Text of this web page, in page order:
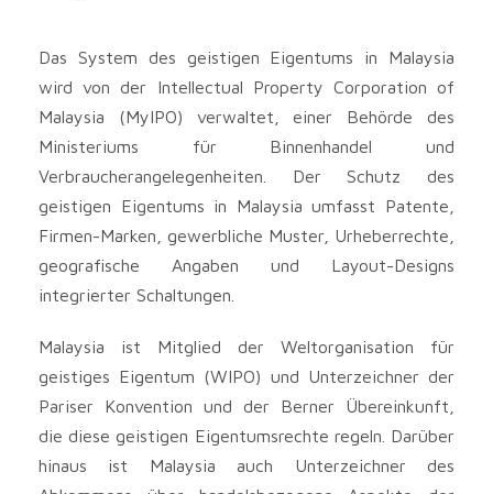
Das System des geistigen Eigentums in Malaysia
wird von der Intellectual Property Corporation of
Malaysia (MyIPO) verwaltet, einer Behörde des
Ministeriums für Binnenhandel und
Verbraucherangelegenheiten. Der Schutz des
geistigen Eigentums in Malaysia umfasst Patente,
Firmen-Marken, gewerbliche Muster, Urheberrechte,
geografische Angaben und Layout-Designs
integrierter Schaltungen.
Malaysia ist Mitglied der Weltorganisation für
geistiges Eigentum (WIPO) und Unterzeichner der
Pariser Konvention und der Berner Übereinkunft,
die diese geistigen Eigentumsrechte regeln. Darüber
hinaus ist Malaysia auch Unterzeichner des